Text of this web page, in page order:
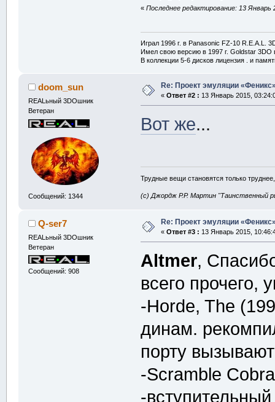
«Последнее редактирование: 13 Январь
Играл 1996 г. в Panasonic FZ-10 R.E.A.L.
Имел свою версию в 1997 г. Goldstar 3DO
В коллекции 5-6 дисков лицензия . и
doom_sun
REALьный 3DOшник
Ветеран
Сообщений: 1344
Re: Проект эмуляции
« Ответ #2 : 13 Январь 2015,
Вот же...
Трудные вещи становятся только
(с) Джордж Р.Р. Мартин "Таинственный
Q-ser7
REALьный 3DOшник
Ветеран
Сообщений: 908
Re: Проект эмуляции
« Ответ #3 : 13 Январь 2015,
Altmer,
всего прочего,
-Horde, The
динам.
порту
-Scramble
-